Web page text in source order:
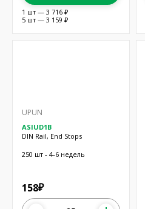
1 шт — 3 716 ₽
5 шт — 3 159 ₽
UPUN
ASIUD1B
DIN Rail, End Stops
250 шт - 4-6 недель
158₽